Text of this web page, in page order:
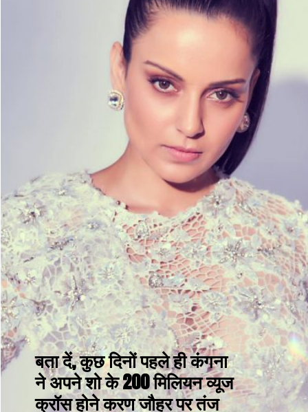
बता दें, कुछ दिनों पहले ही कंगना
ने अपने शो के 200 मिलियन व्यूज
क्रॉस होने करण जौहर पर तंज